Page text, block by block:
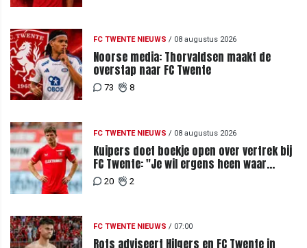
FC TWENTE NIEUWS / 08 augustus 2026
Noorse media: Thorvaldsen maakt de
overstap naar FC Twente
73 8
FC TWENTE NIEUWS / 08 augustus 2026
Kuipers doet boekje open over vertrek bij
FC Twente: "Je wil ergens heen waar
mensen je waarderen"
20 2
FC TWENTE NIEUWS / 07:00
Rots adviseert Hilgers en FC Twente in